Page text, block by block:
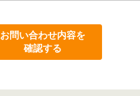
お問い合わせ内容を
確認する